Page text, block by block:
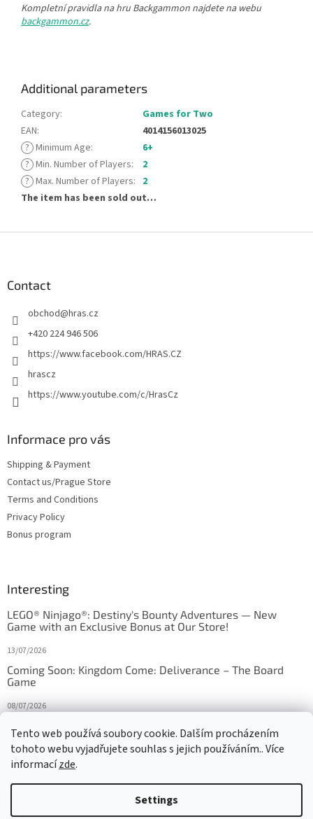
Tento web používá soubory cookie. Dalším procházením
tohoto webu vyjadřujete souhlas s jejich používáním.. Více
informacízde.
Settings
Kompletní pravidla na hru Backgammon najdete na webu
backgammon.cz.
Additional parameters
Category:
Games for Two
EAN:
4014156013025
? Minimum Age:
6+
? Min. Number of Players:
2
? Max. Number of Players: 2
The item has been sold out…
Contact
obchod@hras.cz
+420 224 946 506
https://www.facebook.com/HRAS.CZ
hrascz
https://www.youtube.com/c/HrasCz
Informace pro vás
Shipping & Payment
Contact us/Prague Store
Terms and Conditions
Privacy Policy
Bonus program
Interesting
LEGO® Ninjago®: Destiny's Bounty Adventures — New
Game with an Exclusive Bonus at Our Store!
13/07/2026
Coming Soon: Kingdom Come: Deliverance – The Board
Game
08/07/2026
27/10/2025
Created by Shoptet